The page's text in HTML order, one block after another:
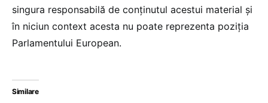
singura responsabilă de conținutul acestui material și
în niciun context acesta nu poate reprezenta poziția
Parlamentului European.
Similare